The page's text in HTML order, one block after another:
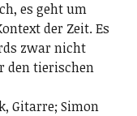
es geht um
der Zeit. Es
zwar nicht
den tierischen
Gitarre; ­Simon